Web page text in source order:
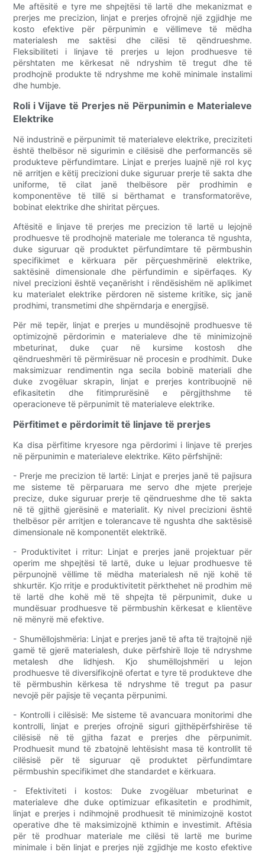
Me aftësitë e tyre me shpejtësi të lartë dhe mekanizmat e
prerjes me precizion, linjat e prerjes ofrojnë një zgjidhje me
kosto efektive për përpunimin e vëllimeve të mëdha
materialesh me saktësi dhe cilësi të qëndrueshme.
Fleksibiliteti i linjave të prerjes u lejon prodhuesve të
përshtaten me kërkesat në ndryshim të tregut dhe të
prodhojnë produkte të ndryshme me kohë minimale instalimi
dhe humbje.
Roli i Vijave të Prerjes në Përpunimin e Materialeve
Elektrike
Në industrinë e përpunimit të materialeve elektrike, preciziteti
është thelbësor në sigurimin e cilësisë dhe performancës së
produkteve përfundimtare. Linjat e prerjes luajnë një rol kyç
në arritjen e këtij precizioni duke siguruar prerje të sakta dhe
uniforme, të cilat janë thelbësore për prodhimin e
komponentëve të tillë si bërthamat e transformatorëve,
bobinat elektrike dhe shiritat përçues.
Aftësitë e linjave të prerjes me precizion të lartë u lejojnë
prodhuesve të prodhojnë materiale me toleranca të ngushta,
duke siguruar që produktet përfundimtare të përmbushin
specifikimet e kërkuara për përçueshmërinë elektrike,
saktësinë dimensionale dhe përfundimin e sipërfaqes. Ky
nivel precizioni është veçanërisht i rëndësishëm në aplikimet
ku materialet elektrike përdoren në sisteme kritike, siç janë
prodhimi, transmetimi dhe shpërndarja e energjisë.
Për më tepër, linjat e prerjes u mundësojnë prodhuesve të
optimizojnë përdorimin e materialeve dhe të minimizojnë
mbeturinat, duke çuar në kursime kostosh dhe
qëndrueshmëri të përmirësuar në procesin e prodhimit. Duke
maksimizuar rendimentin nga secila bobinë materiali dhe
duke zvogëluar skrapin, linjat e prerjes kontribuojnë në
efikasitetin dhe fitimprurësinë e përgjithshme të
operacioneve të përpunimit të materialeve elektrike.
Përfitimet e përdorimit të linjave të prerjes
Ka disa përfitime kryesore nga përdorimi i linjave të prerjes
në përpunimin e materialeve elektrike. Këto përfshijnë:
- Prerje me precizion të lartë: Linjat e prerjes janë të pajisura
me sisteme të përparuara me servo dhe mjete prerjeje
precize, duke siguruar prerje të qëndrueshme dhe të sakta
në të gjithë gjerësinë e materialit. Ky nivel precizioni është
thelbësor për arritjen e tolerancave të ngushta dhe saktësisë
dimensionale në komponentët elektrikë.
- Produktivitet i rritur: Linjat e prerjes janë projektuar për
operim me shpejtësi të lartë, duke u lejuar prodhuesve të
përpunojnë vëllime të mëdha materialesh në një kohë të
shkurtër. Kjo rritje e produktivitetit përkthehet në prodhim më
të lartë dhe kohë më të shpejta të përpunimit, duke u
mundësuar prodhuesve të përmbushin kërkesat e klientëve
në mënyrë më efektive.
- Shumëllojshmëria: Linjat e prerjes janë të afta të trajtojnë një
gamë të gjerë materialesh, duke përfshirë lloje të ndryshme
metalesh dhe lidhjesh. Kjo shumëllojshmëri u lejon
prodhuesve të diversifikojnë ofertat e tyre të produkteve dhe
të përmbushin kërkesa të ndryshme të tregut pa pasur
nevojë për pajisje të veçanta përpunimi.
- Kontrolli i cilësisë: Me sisteme të avancuara monitorimi dhe
kontrolli, linjat e prerjes ofrojnë siguri gjithëpërfshirëse të
cilësisë në të gjitha fazat e prerjes dhe përpunimit.
Prodhuesit mund të zbatojnë lehtësisht masa të kontrollit të
cilësisë për të siguruar që produktet përfundimtare
përmbushin specifikimet dhe standardet e kërkuara.
- Efektiviteti i kostos: Duke zvogëluar mbeturinat e
materialeve dhe duke optimizuar efikasitetin e prodhimit,
linjat e prerjes i ndihmojnë prodhuesit të minimizojnë kostot
operative dhe të maksimizojnë kthimin e investimit. Aftësia
për të prodhuar materiale me cilësi të lartë me burime
minimale i bën linjat e prerjes një zgjidhje me kosto efektive